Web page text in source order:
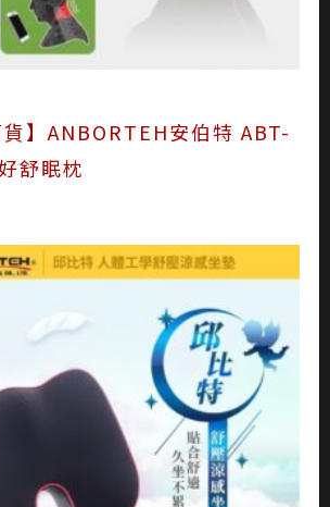
貨】ANBORTEH安伯特 ABT-
舒眠枕